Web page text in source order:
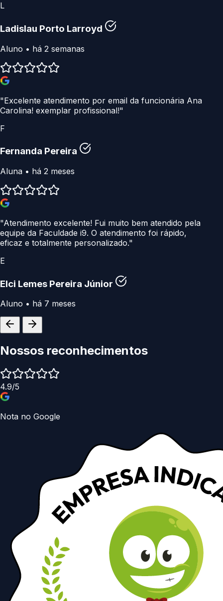
L
Ladislau Porto Larroyd
Aluno • há 2 semanas
"Excelente atendimento por email da funcionária Ana
Carolina! exemplar profissional!"
F
Fernanda Pereira
Aluna • há 2 meses
"Atendimento excelente! Fui muito bem atendido pela
equipe da Faculdade i9. O atendimento foi rápido,
eficaz e totalmente personalizado."
E
Elci Lemes Pereira Júnior
Aluno • há 7 meses
Nossos reconhecimentos
4.9/5
Nota no Google